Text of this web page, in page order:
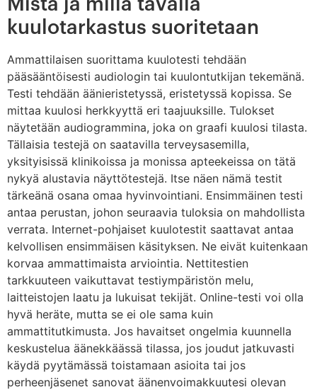
Mistä ja millä tavalla
kuulotarkastus suoritetaan
Ammattilaisen suorittama kuulotesti tehdään
pääsääntöisesti audiologin tai kuulontutkijan tekemänä.
Testi tehdään äänieristetyssä, eristetyssä kopissa. Se
mittaa kuulosi herkkyyttä eri taajuuksille. Tulokset
näytetään audiogrammina, joka on graafi kuulosi tilasta.
Tällaisia testejä on saatavilla terveysasemilla,
yksityisissä klinikoissa ja monissa apteekeissa on tätä
nykyä alustavia näyttötestejä. Itse näen nämä testit
tärkeänä osana omaa hyvinvointiani. Ensimmäinen testi
antaa perustan, johon seuraavia tuloksia on mahdollista
verrata. Internet-pohjaiset kuulotestit saattavat antaa
kelvollisen ensimmäisen käsityksen. Ne eivät kuitenkaan
korvaa ammattimaista arviointia. Nettitestien
tarkkuuteen vaikuttavat testiympäristön melu,
laitteistojen laatu ja lukuisat tekijät. Online-testi voi olla
hyvä heräte, mutta se ei ole sama kuin
ammattitutkimusta. Jos havaitset ongelmia kuunnella
keskustelua äänekkäässä tilassa, jos joudut jatkuvasti
käydä pyytämässä toistamaan asioita tai jos
perheenjäsenet sanovat äänenvoimakkuutesi olevan